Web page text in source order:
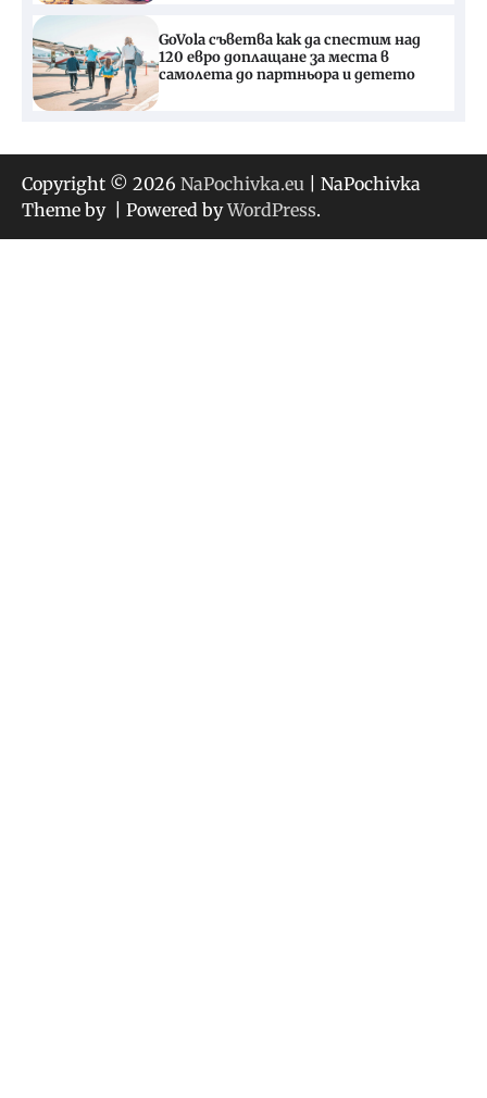
GoVola съветва как да спестим над
120 евро доплащане за места в
самолета до партньора и детето
Copyright © 2026 NaPochivka.eu | NaPochivka
Theme by
| Powered byWordPress.